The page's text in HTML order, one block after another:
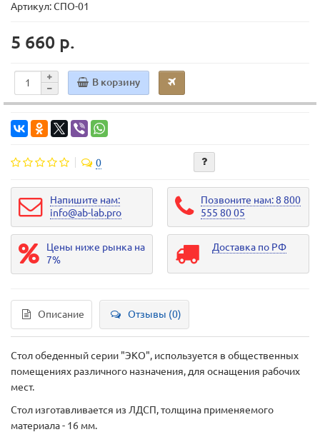
Артикул: СПО-01
5 660 р.
В корзину
0
Напишите нам:
info@ab-lab.pro
Позвоните нам: 8 800
555 80 05
Цены ниже рынка на
7%
Доставка по РФ
Описание Отзывы (0)
Стол обеденный серии "ЭКО", используется в общественных
помещениях различного назначения, для оснащения рабочих
мест.
Стол изготавливается из ЛДСП, толщина применяемого
материала - 16 мм.